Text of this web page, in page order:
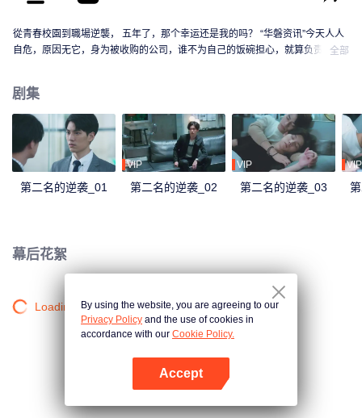
從青春校園到職場逆襲， 五年了，那个幸运还是我的吗？ “华磐资讯”今天人人
自危，原因无它，身为被收购的公司，谁不为自己的饭碗担心，就算负责人保
眼前一派轻松自在的高仕德，五年的时间，足够让两个男孩成长为男人，也足
够周书逸认清年少轻狂的感情？不服输的他也决定，他若无心我便休，从此青
山只认白云俦！没想到五年之后狭路相逢，高仕德是自家收购的科技公司代
表。被某个没良心混蛋恶意遗弃的万年老二决定逆袭，他或许学业赢不了他，
但工作上，他会让他知道什么叫做收购方的骄傲！
全部
剧集
第二名的逆袭_01
VIP
第二名的逆袭_02
VIP
第二名的逆袭_03
VIP
幕后花絮
Loading…By using the website, you are agreeing to our
Privacy Policy and the use of cookies in
accordance with our Cookie Policy.
Accept